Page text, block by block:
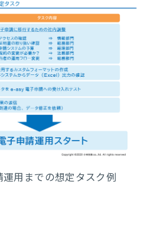
運用までの想定タスク例